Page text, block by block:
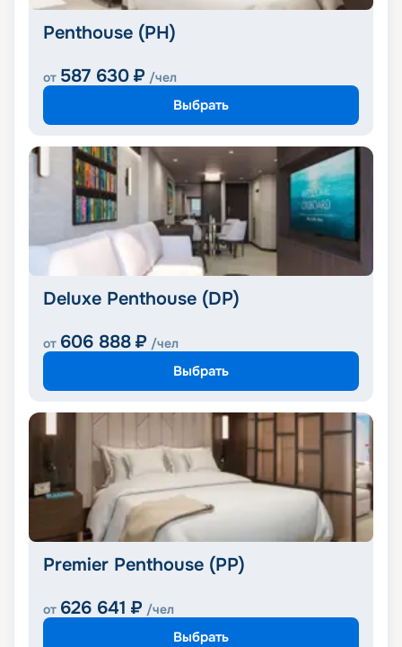
Penthouse (PH)
от 587 630 ₽ /чел
Выбрать
Deluxe Penthouse (DP)
от 606 888 ₽ /чел
Выбрать
Premier Penthouse (PP)
от 626 641 ₽ /чел
Выбрать